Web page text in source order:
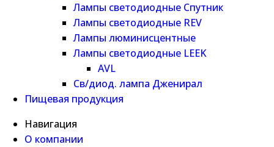
Лампы светодиодные Спутник
Лампы светодиодные REV
Лампы люминисцентные
Лампы светодиодные LEEK
AVL
Св/диод. лампа Дженирал
Пищевая продукция
Навигация
О компании